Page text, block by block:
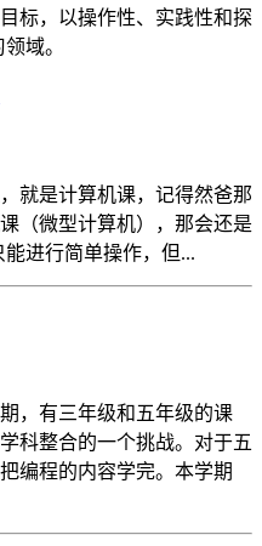
标，以操作性、实践性和探
域。
就是计算机课，记得然爸那
（微型计算机），那会还是
进行简单操作，但...
，有三年级和五年级的课
科整合的一个挑战。对于五
编程的内容学完。本学期